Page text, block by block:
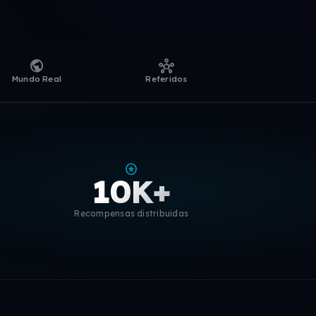
public
Mundo Real
hub
Referidos
stars
10K+
Recompensas distribuidas